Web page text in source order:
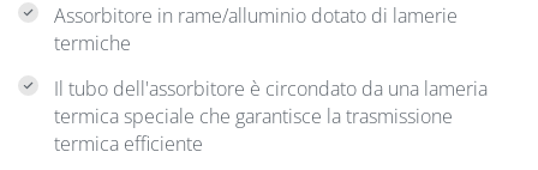
Assorbitore in rame/alluminio dotato di lamerie
termiche
Il tubo dell'assorbitore è circondato da una lameria
termica speciale che garantisce la trasmissione
termica efficiente